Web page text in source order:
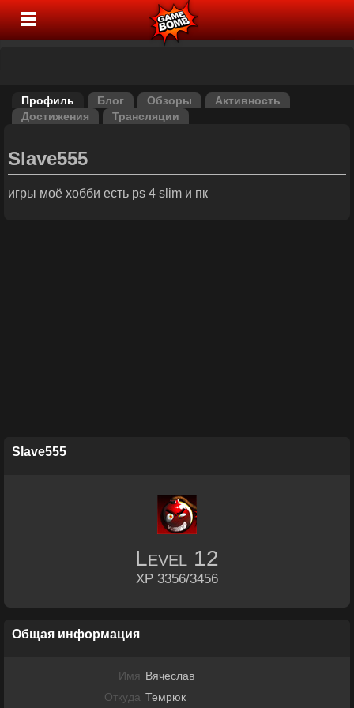
Профиль Блог Обзоры
Активность
Достижения
Трансляции
Slave555
игры моё хобби есть ps 4 slim и пк
Slave555
Level 12
XP 3356/3456
Общая информация
Имя Вячеслав
Откуда Темрюк